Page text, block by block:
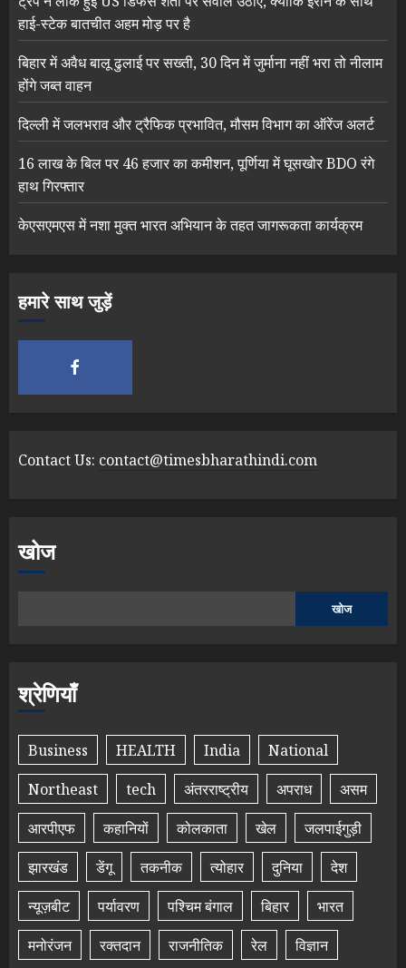
हाई-स्टेक बातचीत अहम मोड़ पर है
बिहार में अवैध बालू ढुलाई पर सख्ती, 30 दिन में जुर्माना नहीं भरा तो नीलाम
होंगे जब्त वाहन
दिल्ली में जलभराव और ट्रैफिक प्रभावित, मौसम विभाग का ऑरेंज अलर्ट
16 लाख के बिल पर 46 हजार का कमीशन, पूर्णिया में घूसखोर BDO रंगे
हाथ गिरफ्तार
केएसएमएस में नशा मुक्त भारत अभियान के तहत जागरूकता कार्यक्रम
हमारे साथ जुड़ें
Contact Us: contact@timesbharathindi.com
खोज
खोज
श्रेणियाँ
Business HEALTH India
National
Northeast
tech अंतरराष्ट्रीय अपराध
असम
आरपीएफ
कहानियों कोलकाता खेल
जलपाईगुड़ी
झारखंड
डेंगू तकनीक त्योहार दुनिया
देश
न्यूज़बीट
पर्यावरण पश्चिम बंगाल बिहार
भारत
मनोरंजन
रक्तदान राजनीतिक रेल विज्ञान